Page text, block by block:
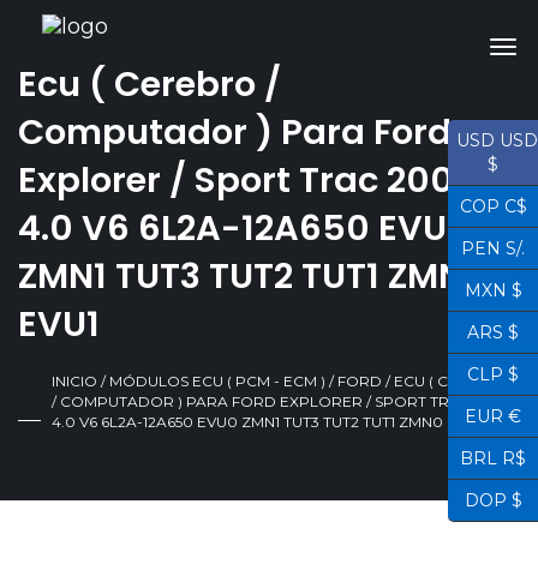
Ecu ( Cerebro /
Computador ) Para Ford
Explorer / Sport Trac 2006
4.0 V6 6L2A-12A650 EVU0
ZMN1 TUT3 TUT2 TUT1 ZMN0
EVU1
INICIO / MÓDULOS ECU ( PCM - ECM ) / FORD / ECU ( CEREBRO
/ COMPUTADOR ) PARA FORD EXPLORER / SPORT TRAC 2006
4.0 V6 6L2A-12A650 EVU0 ZMN1 TUT3 TUT2 TUT1 ZMN0 EVU1
USD USD
$
COP C$
PEN S/.
MXN $
ARS $
CLP $
EUR €
BRL R$
DOP $